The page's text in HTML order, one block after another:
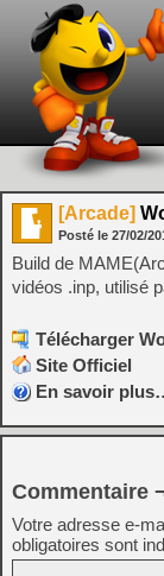
[Arcade]
Posté le 27/02/
Build de
vidéos .inp, utilisé
Télécharger
Site Officiel
En savoir
Commentaire
Votre adresse e-
obligatoires sont